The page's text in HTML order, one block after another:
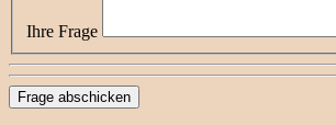
Ihre Frage
Frage abschicken